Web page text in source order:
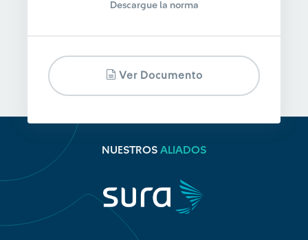
Descargue la norma
Ver Documento
NUESTROS ALIADOS